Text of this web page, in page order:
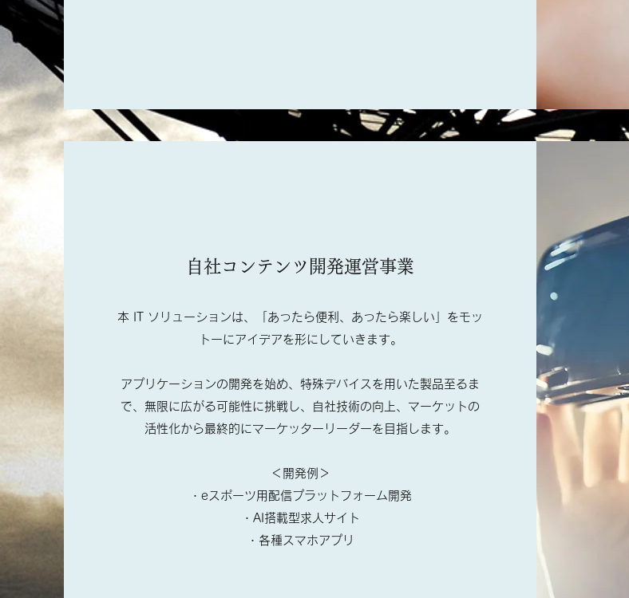
自社コンテンツ開発運営事業
本 IT ソリューションは、「あったら便利、あったら楽しい」をモッ
トーにアイデアを形にしていきます。
アプリケーションの開発を始め、特殊デバイスを用いた製品至るま
で、無限に広がる可能性に挑戦し、自社技術の向上、マーケットの
活性化から最終的にマーケッターリーダーを目指します。
＜開発例＞
・eスポーツ用配信プラットフォーム開発
・AI搭載型求人サイト
​・各種スマホアプリ